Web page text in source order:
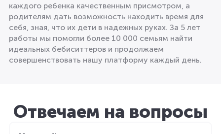
каждого ребенка качественным присмотром, а
родителям дать возможность находить время для
себя, зная, что их дети в надежных руках. За 5 лет
работы мы помогли более 10 000 семьям найти
идеальных бебиситтеров и продолжаем
совершенствовать нашу платформу каждый день.
Отвечаем на вопросы